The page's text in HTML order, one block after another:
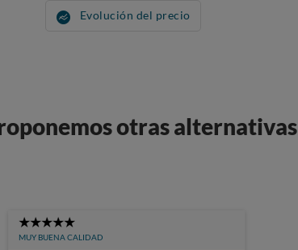
Evolución del precio
otras alternativas
5
Stars
MUY BUENA CALIDAD